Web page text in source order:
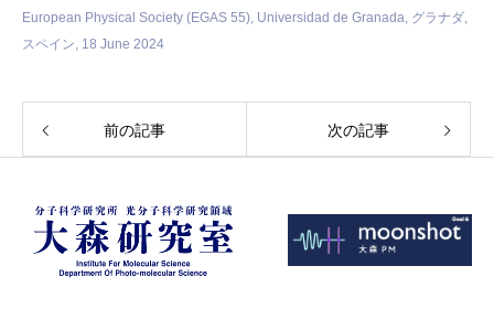
European Physical Society (EGAS 55), Universidad de Granada, グラナダ,
スペイン, 18 June 2024
前の記事 次の記事